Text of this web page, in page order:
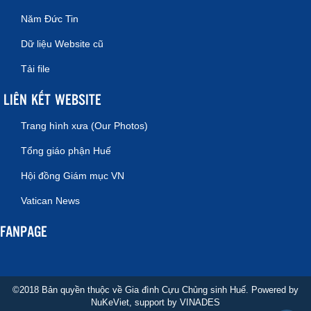
Năm Đức Tin
Dữ liệu Website cũ
Tải file
LIÊN KẾT WEBSITE
Trang hình xưa (Our Photos)
Tổng giáo phận Huế
Hội đồng Giám mục VN
Vatican News
FANPAGE
©2018 Bản quyền thuộc về Gia đình Cựu Chủng sinh Huế. Powered by
NuKeViet , support by VINADES